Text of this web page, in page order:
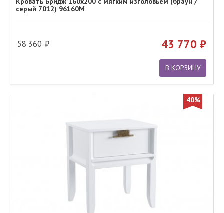
серый 7012) 96160М
58 360 43 770
В КОРЗИНУ
40%